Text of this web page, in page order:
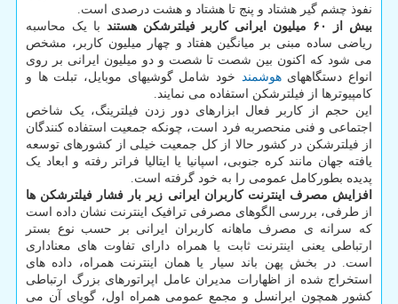
نفوذ چشم گیر هشتاد و پنج تا هشتاد و هشت درصدی است.
بیش از ۶۰ میلیون ایرانی کاربر فیلترشکن هستند
با یک محاسبه
ریاضی ساده مبنی بر میانگین هفتاد و چهار میلیون کاربر، مشخص
می شود که اکنون بین شصت تا شصت و دو میلیون ایرانی بر روی
انواع دستگاههایهوشمند
خود شامل گوشیهای موبایل، تبلت ها و
کامپیوترها از فیلترشکن استفاده می نمایند.
این حجم از کاربر فعال ابزارهای دور زدن فیلترینگ، یک شاخص
اجتماعی و فنی منحصربه فرد است، چونکه جمعیت استفاده کنندگان
از فیلترشکن در کشور حالا از کل جمعیت خیلی از کشورهای توسعه
یافته جهان مانند کره جنوبی، اسپانیا یا ایتالیا فراتر رفته و ابعاد یک
پدیده بطورکامل عمومی را به خود گرفته است.
افزایش مصرف اینترنت کاربران ایرانی زیر بار فشار فیلترشکن ها
از طرفی، بررسی الگوهای مصرفی ترافیک اینترنت نشان داده است
که سرانه ی مصرف ماهانه کاربران ایرانی بر حسب نوع بستر
ارتباطی یعنی اینترنت ثابت یا همراه دارای تفاوت های معناداری
است. در بخش پهن باند سیار یا همان اینترنت همراه، داده های
استخراج شده از اظهارات مدیران عامل اپراتورهای بزرگ ارتباطی
کشور همچون ایرانسل و مجمع عمومی همراه اول، گویای آن می